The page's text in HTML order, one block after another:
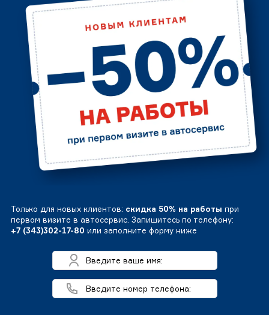
Только для новых клиентов: скидка 50% на работы при
первом визите в автосервис. Запишитесь по телефону:
+7 (343)302-17-80 или заполните форму ниже